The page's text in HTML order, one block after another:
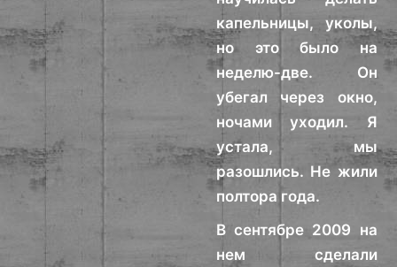
капельницы, уколы,
но это было на
неделю-две. Он
убегал через окно,
ночами уходил. Я
устала, мы
разошлись. Не жили
полтора года.
В сентябре 2009 на
нем сделали